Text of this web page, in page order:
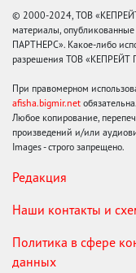
© 2000-2024, ТОВ
материалы,
ПАРТНЕРС». Какое-либо
разрешения ТОВ «КЕПРЕЙТ
При правомерном
afisha.bigmir.net обязательна.
Любое копирование,
произведений и/или
Images - строго запрещено.
Редакция
Наши контакты и
Политика в сфере
данных